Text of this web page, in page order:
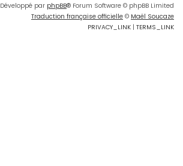
Développé par phpBB® Forum Software © phpBB Limited
Traduction française officielle © Maël Soucaze
PRIVACY_LINK | TERMS_LINK